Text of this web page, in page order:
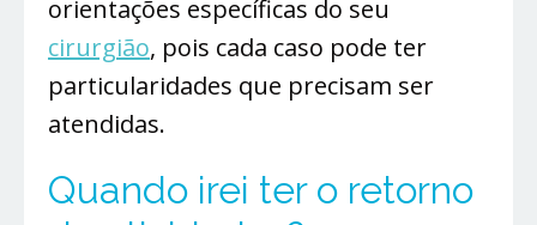
orientações específicas do seu
cirurgião, pois cada caso pode ter
particularidades que precisam ser
atendidas.
Quando irei ter o retorno